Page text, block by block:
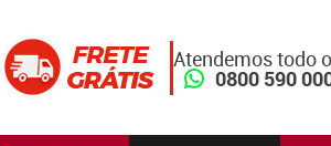
Atendemos todo
0800 590